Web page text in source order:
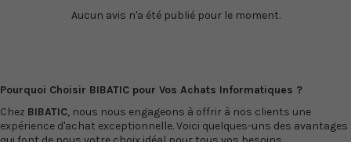
Aucun avis n'a été publié pour le moment.
Pourquoi Choisir BIBATIC pour Vos Achats Informatiques ?
Chez BIBATIC, nous nous engageons à offrir à nos clients une
expérience d'achat exceptionnelle. Voici quelques-uns des avantages